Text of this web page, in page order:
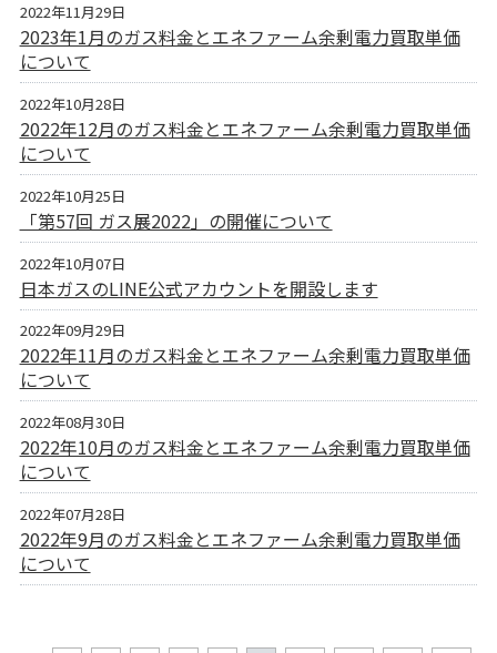
2022年11月29日
2023年1月のガス料金とエネファーム余剰電力買取単価
について
2022年10月28日
2022年12月のガス料金とエネファーム余剰電力買取単価
について
2022年10月25日
「第57回 ガス展2022」の開催について
2022年10月07日
日本ガスのLINE公式アカウントを開設します
2022年09月29日
2022年11月のガス料金とエネファーム余剰電力買取単価
について
2022年08月30日
2022年10月のガス料金とエネファーム余剰電力買取単価
について
2022年07月28日
2022年9月のガス料金とエネファーム余剰電力買取単価
について